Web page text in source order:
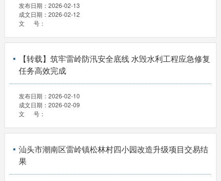
发布日期： 2026-02-13
成文日期： 2026-02-12
文 号：
【转载】筑牢雷岭防汛安全底线 水毁水利工程应急修复
任务高效完成
发布日期： 2026-02-10
成文日期： 2026-02-09
文 号：
汕头市潮南区雷岭镇松林村四小园改造升级项目交易结
果